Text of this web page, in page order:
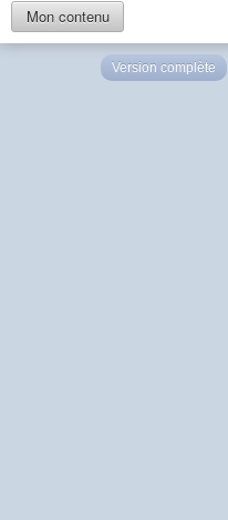
Mon contenu
Version complète